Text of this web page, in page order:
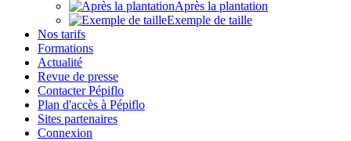
Après la plantation
Exemple de taille
Nos tarifs
Formations
Actualité
Revue de presse
Contacter Pépiflo
Plan d'accès à Pépiflo
Sites partenaires
Connexion